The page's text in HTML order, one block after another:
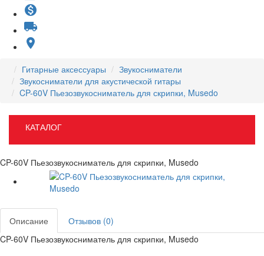
monetization_on
local_shipping
place
Гитарные аксессуары
Звукосниматели
Звукосниматели для акустической гитары
CP-60V Пьезозвукосниматель для скрипки, Musedo
КАТАЛОГ
CP-60V Пьезозвукосниматель для скрипки, Musedo
Описание
Отзывов (0)
CP-60V Пьезозвукосниматель для скрипки, Musedo